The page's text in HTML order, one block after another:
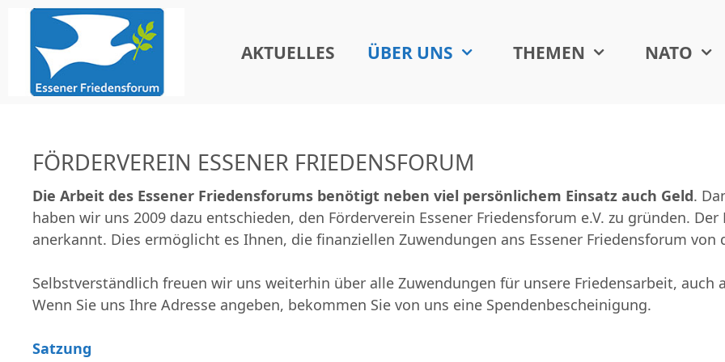
Zum
springen
AKTUELLES ÜBER UNS THEMEN NATO
FÖRDERVEREIN ESSENER FRIEDENSFORUM
Die Arbeit des Essener Friedensforums benötigt neben viel persönlichem Einsatz auch Geld.
haben wir uns 2009 dazu entschieden, den Förderverein Essener Friedensforum e.V. zu gründen.
anerkannt. Dies ermöglicht es Ihnen, die finanziellen Zuwendungen ans Essener Friedensforum von
Selbstverständlich freuen wir uns weiterhin über alle Zuwendungen für unsere Friedensarbeit,
Wenn Sie uns Ihre Adresse angeben, bekommen Sie von uns eine Spendenbescheinigung.
Satzung